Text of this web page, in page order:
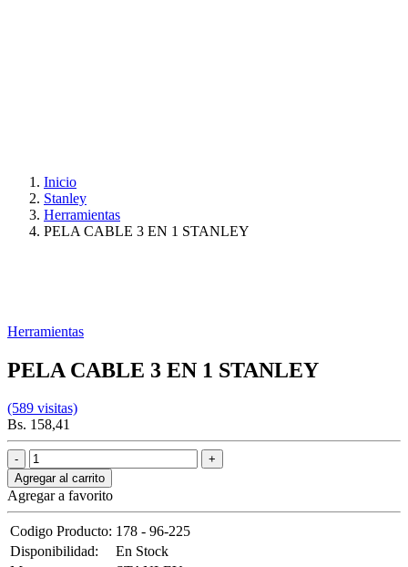
Inicio
Stanley
Herramientas
PELA CABLE 3 EN 1 STANLEY
Herramientas
PELA CABLE 3 EN 1 STANLEY
(589 visitas)
Bs. 158,41
Agregar al carrito
Agregar a favorito
Codigo Producto: 178 - 96-225
Disponibilidad:
En Stock